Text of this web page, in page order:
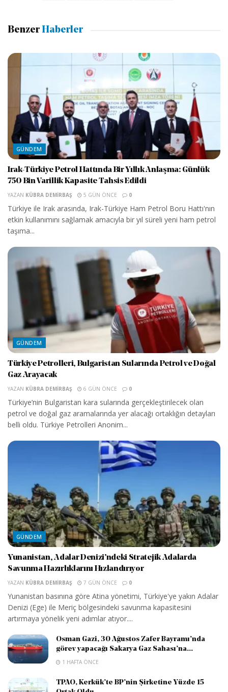
Benzer Haberler
GÜNDEM
Irak-Türkiye Petrol Hattında Bir Yıllık Anlaşma: Günlük
750 Bin Varillik Kapasite Tahsis Edildi
YAZAN KÜBRA DEMIRBAŞ 5 GÜN ÖNCE 0
Türkiye ile Irak arasında, Irak-Türkiye Ham Petrol Boru Hattı'nın
etkin kullanımını sağlamak amacıyla bir yıl süreli yeni ham petrol
taşıma...
GÜNDEM
Türkiye Petrolleri, Bulgaristan Sularında Petrol ve Doğal
Gaz Arayacak
YAZAN KÜBRA DEMIRBAŞ 6 GÜN ÖNCE 0
Türkiye’nin Bulgaristan kara sularında gerçekleştirilecek olan
petrol ve doğal gaz aramalarında yer alacağı ortaklığın detayları
belli oldu. Türkiye Petrolleri Anonim...
GÜNDEM
Yunanistan, Adalar Denizi’ndeki Stratejik Adalarda
Savunma Hazırlıklarını Hızlandırıyor
YAZAN KÜBRA DEMIRBAŞ 7 GÜN ÖNCE 0
Yunanistan basınına göre Atina yönetimi, Türkiye'ye yakın Adalar
Denizi (Ege) ile Meriç bölgesindeki savunma kapasitesini
artırmaya yönelik yeni adımlar atıyor....
Osman Gazi, 30 Ağustos Zafer Bayramı’nda
görev yapacağı Sakarya Gaz Sahası’na...
1 HAFTA ÖNCE
TPAO, Kerkük’te BP’nin Şirketine Yüzde 15